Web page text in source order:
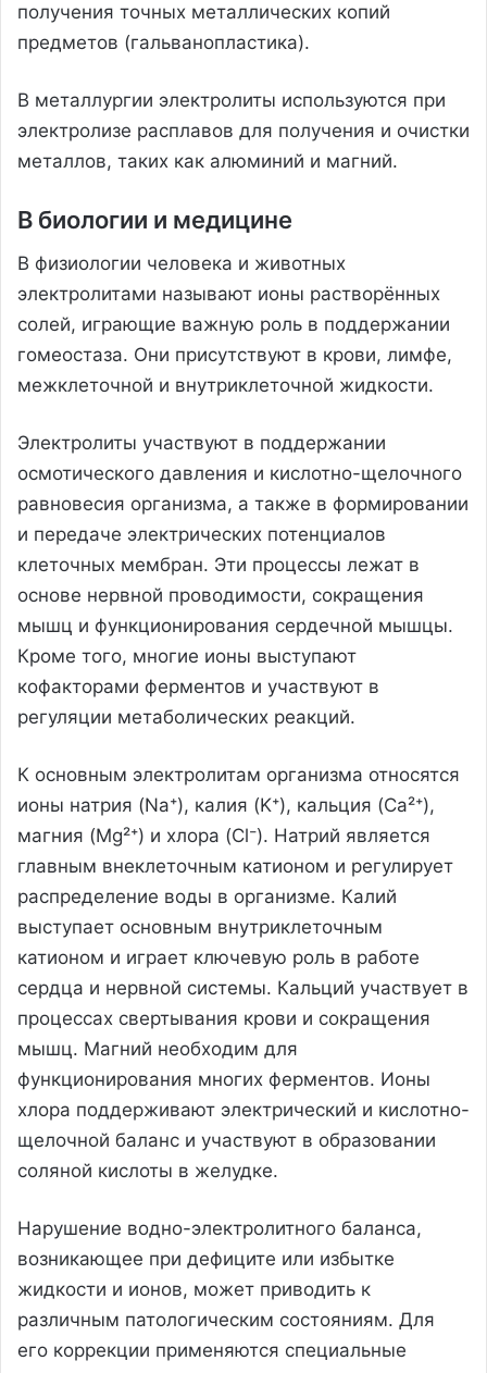
получения точных металлических копий
предметов (гальванопластика).
В металлургии электролиты используются при
электролизе расплавов для получения и очистки
металлов, таких как алюминий и магний.
В биологии и медицине
В физиологии человека и животных
электролитами называют ионы растворённых
солей, играющие важную роль в поддержании
гомеостаза. Они присутствуют в крови, лимфе,
межклеточной и внутриклеточной жидкости.
Электролиты участвуют в поддержании
осмотического давления и кислотно-щелочного
равновесия организма, а также в формировании
и передаче электрических потенциалов
клеточных мембран. Эти процессы лежат в
основе нервной проводимости, сокращения
мышц и функционирования сердечной мышцы.
Кроме того, многие ионы выступают
кофакторами ферментов и участвуют в
регуляции метаболических реакций.
К основным электролитам организма относятся
ионы натрия (Na⁺), калия (K⁺), кальция (Ca²⁺),
магния (Mg²⁺) и хлора (Cl⁻). Натрий является
главным внеклеточным катионом и регулирует
распределение воды в организме. Калий
выступает основным внутриклеточным
катионом и играет ключевую роль в работе
сердца и нервной системы. Кальций участвует в
процессах свертывания крови и сокращения
мышц. Магний необходим для
функционирования многих ферментов. Ионы
хлора поддерживают электрический и кислотно-
щелочной баланс и участвуют в образовании
соляной кислоты в желудке.
Нарушение водно-электролитного баланса,
возникающее при дефиците или избытке
жидкости и ионов, может приводить к
различным патологическим состояниям. Для
его коррекции применяются специальные